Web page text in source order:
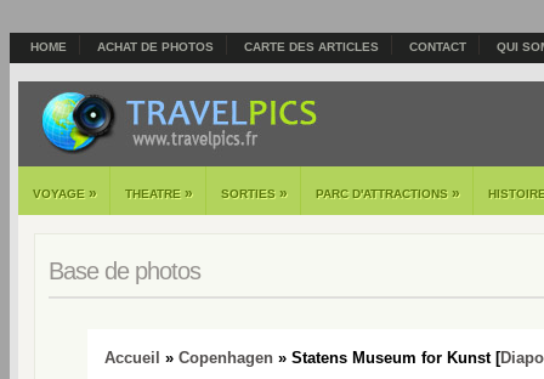
HOME ACHAT DE PHOTOS CARTE DES ARTICLES CONTACT QUI
VOYAGE » THEATRE » SORTIES » PARC D'ATTRACTIONS »
Base de photos
Accueil » Copenhagen » Statens Museum for Kunst [